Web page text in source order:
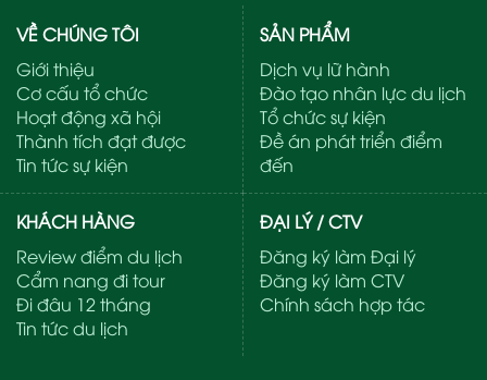
VỀ CHÚNG TÔI
Giới thiệu
Cơ cấu tổ chức
Hoạt động xã hội
Thành tích đạt được
Tin tức sự kiện
SẢN PHẨM
Dịch vụ lữ hành
Đào tạo nhân lực du lịch
Tổ chức sự kiện
Đề án phát triển điểm
đến
KHÁCH HÀNG
Review điểm du lịch
Cẩm nang đi tour
Đi đâu 12 tháng
Tin tức du lịch
ĐẠI LÝ / CTV
Đăng ký làm Đại lý
Đăng ký làm CTV
Chính sách hợp tác